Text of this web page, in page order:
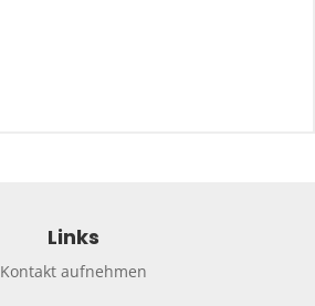
Links
Kontakt aufnehmen